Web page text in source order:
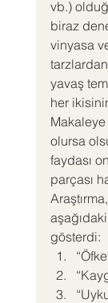
vb.)
biraz
vinyasa
yavaş
her
olursa
faydası
parçası
gösterdi: